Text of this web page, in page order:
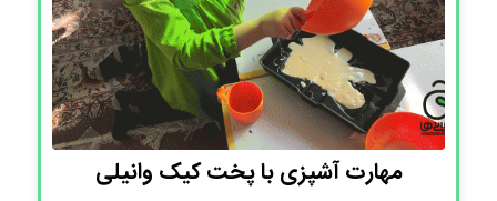
مهارت آشپزی با پخت کیک وانیلی